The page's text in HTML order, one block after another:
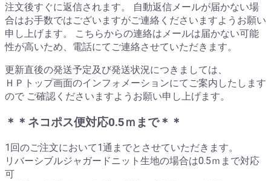
注文後すぐに返信されます。 自動返信メールが届かない場
合はお手数ではございますがご連絡くださいますようお願い
申し上げます。 こちらからの連絡はメールは届かない可能
性が高いため、電話にてご連絡させていただきます。
更新直後の発送予定及び発送状況につきましては、
ＨＰトップ画面のインフォメーションにてご案内したします
ので ご確認くださいますようお願い申し上げます。
＊＊ネコポス便対応0.5ｍまで＊＊
1回のご注文において1通までとさせていただきます。
リバーシブルジャガードニット生地の場合は0.5ｍまで対応
可